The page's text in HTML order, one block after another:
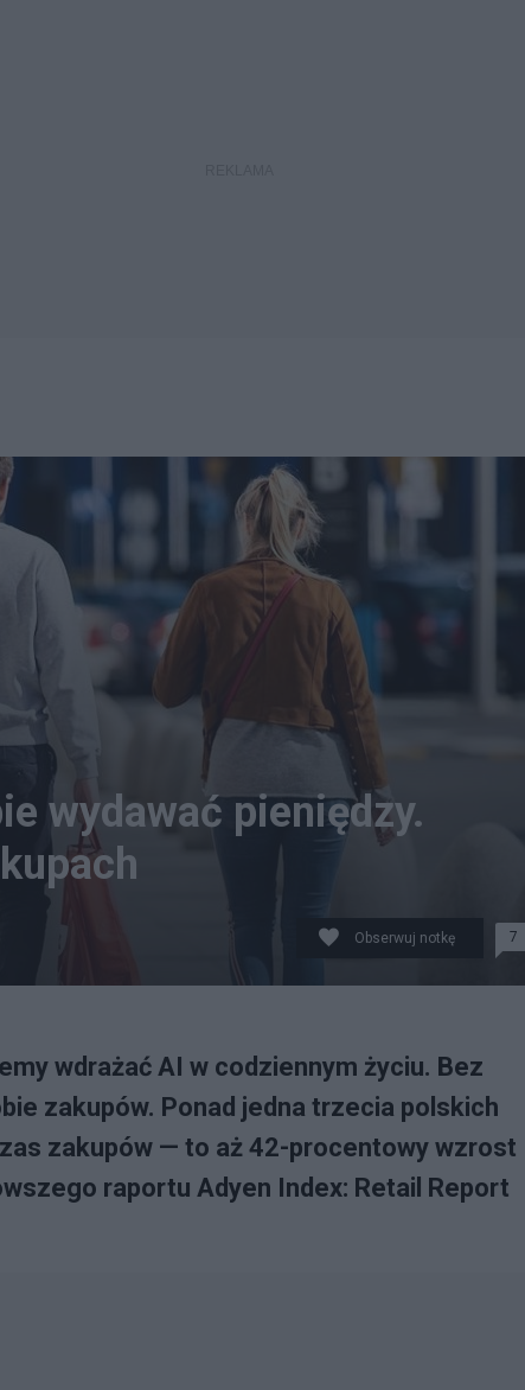
wydawać pieniędzy.
Obserwuj notkę 7
wdrażać AI w codziennym życiu. Bez
zakupów. Ponad jedna trzecia polskich
zakupów — to aż 42-procentowy wzrost
raportu Adyen Index: Retail Report